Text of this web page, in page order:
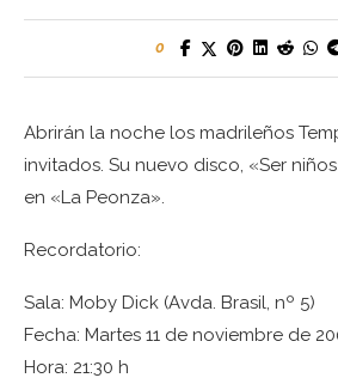
0
Abrirán la noche los madrileños
invitados. Su nuevo disco, «Ser
en «La Peonza».
Recordatorio:
Sala: Moby Dick (Avda. Brasil, nº 5)
Fecha: Martes 11 de noviembre de
Hora: 21:30 h